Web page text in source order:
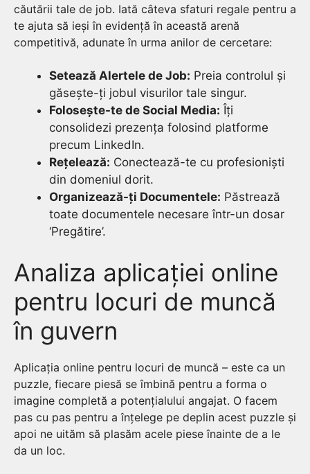
căutării tale de job. Iată câteva sfaturi regale pentru a
te ajuta să ieși în evidență în această arenă
competitivă, adunate în urma anilor de cercetare:
Setează Alertele de Job: Preia controlul și
găsește-ți jobul visurilor tale singur.
Folosește-te de Social Media: Îți
consolidezi prezența folosind platforme
precum LinkedIn.
Rețelează: Conectează-te cu profesioniști
din domeniul dorit.
Organizează-ți Documentele: Păstrează
toate documentele necesare într-un dosar
‘Pregătire’.
Analiza aplicației online
pentru locuri de muncă
în guvern
Aplicația online pentru locuri de muncă – este ca un
puzzle, fiecare piesă se îmbină pentru a forma o
imagine completă a potențialului angajat. O facem
pas cu pas pentru a înțelege pe deplin acest puzzle și
apoi ne uităm să plasăm acele piese înainte de a le
da un loc.